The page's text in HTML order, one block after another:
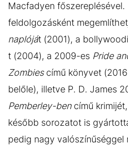
Macfadyen főszereplésével.
feldolgozásként
naplóját (2001), a bollywoodi
t (2004), a 2009-es Pride
Zombiescímű könyvet
belőle), illetve P. D. James
Pemberley-bencímű
később sorozatot is
pedig nagy valószínűséggel